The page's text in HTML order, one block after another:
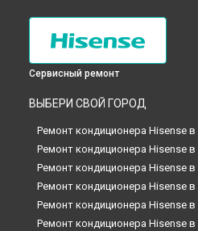
Сервисный ремонт
ВЫБЕРИ СВОЙ ГОРОД
Ремонт кондиционера Hisense в
Ремонт кондиционера Hisense в
Ремонт кондиционера Hisense в
Ремонт кондиционера Hisense в
Ремонт кондиционера Hisense в
Ремонт кондиционера Hisense в